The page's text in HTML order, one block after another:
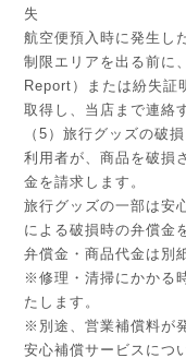
失
航空便預入時に発生し
制限エリアを出る前に
Report）または紛失
取得し、当店まで連絡
（5）旅行グッズの破損
利用者が、商品を破損
金を請求します。
旅行グッズの一部は安
による破損時の弁償金
弁償金・商品代金は別
※修理・清掃にかかる
たします。
※別途、営業補償料が
安心補償サービスにつ